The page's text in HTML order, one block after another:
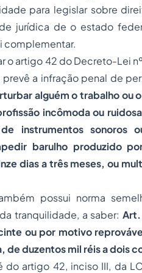
para legislar sobre
jurídica de o estado
complementar.
o artigo 42 do Decreto-Lei
prevê a infração penal de
alguém o trabalho ou
incômoda ou
instrumentos sonoros
barulho produzido
dias a três meses, ou
possui norma
tranquilidade, a saber: Art.
ou por motivo
de duzentos mil réis a dois
artigo 42, inciso III, da